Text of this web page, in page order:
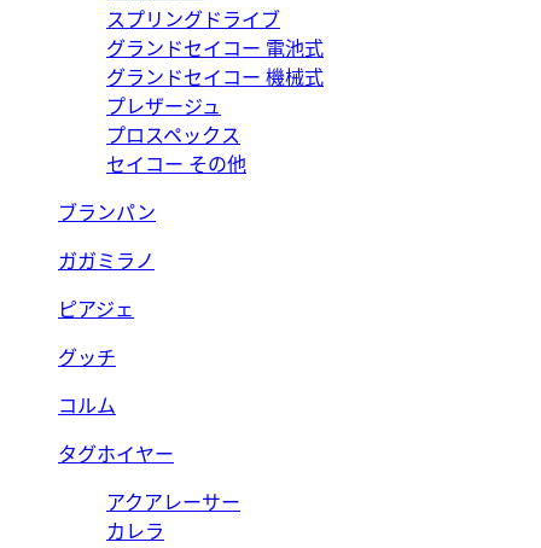
スプリングドライブ
グランドセイコー 電池式
グランドセイコー 機械式
プレザージュ
プロスペックス
セイコー その他
ブランパン
ガガミラノ
ピアジェ
グッチ
コルム
タグホイヤー
アクアレーサー
カレラ